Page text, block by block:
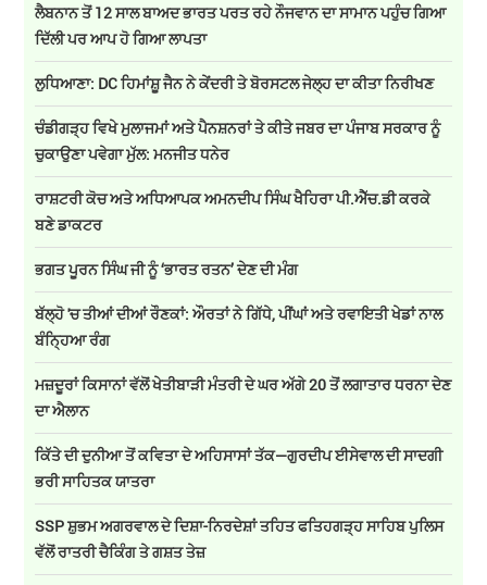
ਲੈਬਨਾਨ ਤੋਂ 12 ਸਾਲ ਬਾਅਦ ਭਾਰਤ ਪਰਤ ਰਹੇ ਨੌਜਵਾਨ ਦਾ ਸਾਮਾਨ ਪਹੁੰਚ ਗਿਆ
ਦਿੱਲੀ ਪਰ ਆਪ ਹੋ ਗਿਆ ਲਾਪਤਾ
ਲੁਧਿਆਣਾ: DC ਹਿਮਾਂਸ਼ੂ ਜੈਨ ਨੇ ਕੇਂਦਰੀ ਤੇ ਬੋਰਸਟਲ ਜੇਲ੍ਹ ਦਾ ਕੀਤਾ ਨਿਰੀਖਣ
ਚੰਡੀਗੜ੍ਹ ਵਿਖੇ ਮੁਲਾਜਮਾਂ ਅਤੇ ਪੈਨਸ਼ਨਰਾਂ ਤੇ ਕੀਤੇ ਜਬਰ ਦਾ ਪੰਜਾਬ ਸਰਕਾਰ ਨੂੰ
ਚੁਕਾਉਣਾ ਪਵੇਗਾ ਮੁੱਲ: ਮਨਜੀਤ ਧਨੇਰ
ਰਾਸ਼ਟਰੀ ਕੋਚ ਅਤੇ ਅਧਿਆਪਕ ਅਮਨਦੀਪ ਸਿੰਘ ਖੈਹਿਰਾ ਪੀ.ਐੱਚ.ਡੀ ਕਰਕੇ
ਬਣੇ ਡਾਕਟਰ
ਭਗਤ ਪੂਰਨ ਸਿੰਘ ਜੀ ਨੂੰ ‘ਭਾਰਤ ਰਤਨ’ ਦੇਣ ਦੀ ਮੰਗ
ਬੱਲ੍ਹੋ 'ਚ ਤੀਆਂ ਦੀਆਂ ਰੌਣਕਾਂ: ਔਰਤਾਂ ਨੇ ਗਿੱਧੇ, ਪੀਂਘਾਂ ਅਤੇ ਰਵਾਇਤੀ ਖੇਡਾਂ ਨਾਲ
ਬੰਨ੍ਹਿਆ ਰੰਗ
ਮਜ਼ਦੂਰਾਂ ਕਿਸਾਨਾਂ ਵੱਲੋਂ ਖੇਤੀਬਾੜੀ ਮੰਤਰੀ ਦੇ ਘਰ ਅੱਗੇ 20 ਤੋਂ ਲਗਾਤਾਰ ਧਰਨਾ ਦੇਣ
ਦਾ ਐਲਾਨ
ਕਿੱਤੇ ਦੀ ਦੁਨੀਆ ਤੋਂ ਕਵਿਤਾ ਦੇ ਅਹਿਸਾਸਾਂ ਤੱਕ—ਗੁਰਦੀਪ ਈਸੇਵਾਲ ਦੀ ਸਾਦਗੀ
ਭਰੀ ਸਾਹਿਤਕ ਯਾਤਰਾ
SSP ਸ਼ੁਭਮ ਅਗਰਵਾਲ ਦੇ ਦਿਸ਼ਾ-ਨਿਰਦੇਸ਼ਾਂ ਤਹਿਤ ਫਤਿਹਗੜ੍ਹ ਸਾਹਿਬ ਪੁਲਿਸ
ਵੱਲੋਂ ਰਾਤਰੀ ਚੈਕਿੰਗ ਤੇ ਗਸ਼ਤ ਤੇਜ਼